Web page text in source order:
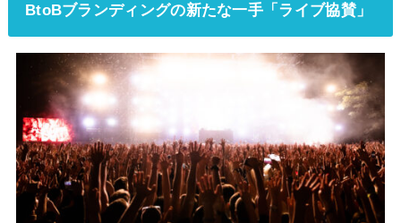
BtoBブランディングの新たな一手「ライブ協賛」